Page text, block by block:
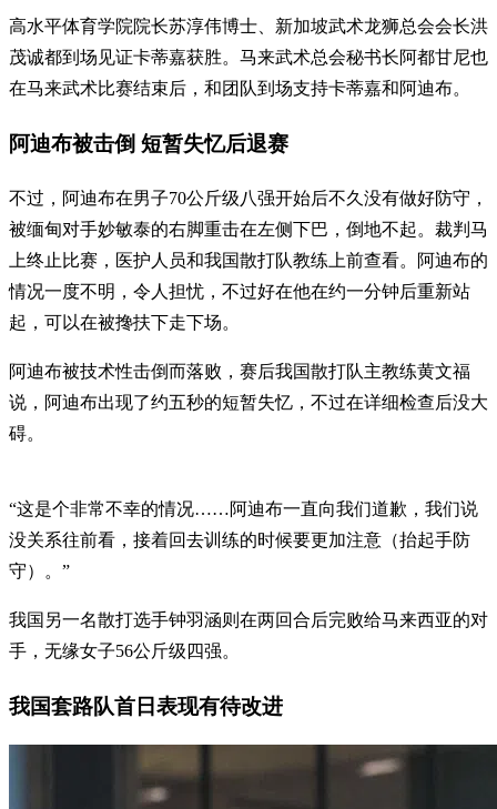
高水平体育学院院长苏淳伟博士、新加坡武术龙狮总会会长洪
茂诚都到场见证卡蒂嘉获胜。马来武术总会秘书长阿都甘尼也
在马来武术比赛结束后，和团队到场支持卡蒂嘉和阿迪布。
阿迪布被击倒 短暂失忆后退赛
不过，阿迪布在男子70公斤级八强开始后不久没有做好防守，
被缅甸对手妙敏泰的右脚重击在左侧下巴，倒地不起。裁判马
上终止比赛，医护人员和我国散打队教练上前查看。阿迪布的
情况一度不明，令人担忧，不过好在他在约一分钟后重新站
起，可以在被搀扶下走下场。
阿迪布被技术性击倒而落败，赛后我国散打队主教练黄文福
说，阿迪布出现了约五秒的短暂失忆，不过在详细检查后没大
碍。
“这是个非常不幸的情况……阿迪布一直向我们道歉，我们说
没关系往前看，接着回去训练的时候要更加注意（抬起手防
守）。”
我国另一名散打选手钟羽涵则在两回合后完败给马来西亚的对
手，无缘女子56公斤级四强。
我国套路队首日表现有待改进